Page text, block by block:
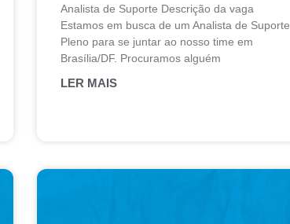
Analista de Suporte Descrição da vaga
Estamos em busca de um Analista de Suporte
Pleno para se juntar ao nosso time em
Brasília/DF. Procuramos alguém
LER MAIS